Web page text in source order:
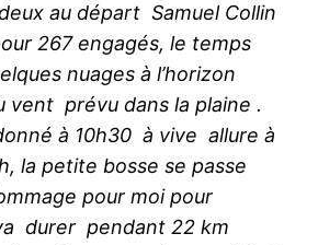
au départ Samuel Collin
267 engagés, le temps
nuages à l’horizon
prévu dans la plaine .
à 10h30 à vive allure à
la petite bosse se passe
pour moi pour
durer pendant 22 km